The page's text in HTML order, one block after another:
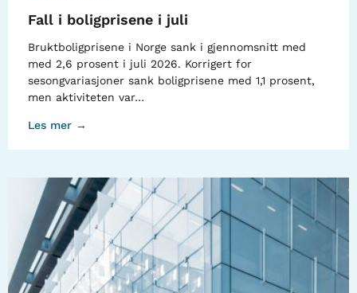
Fall i boligprisene i juli
Bruktboligprisene i Norge sank i gjennomsnitt med
med 2,6 prosent i juli 2026. Korrigert for
sesongvariasjoner sank boligprisene med 1,1 prosent,
men aktiviteten var…
Les mer →